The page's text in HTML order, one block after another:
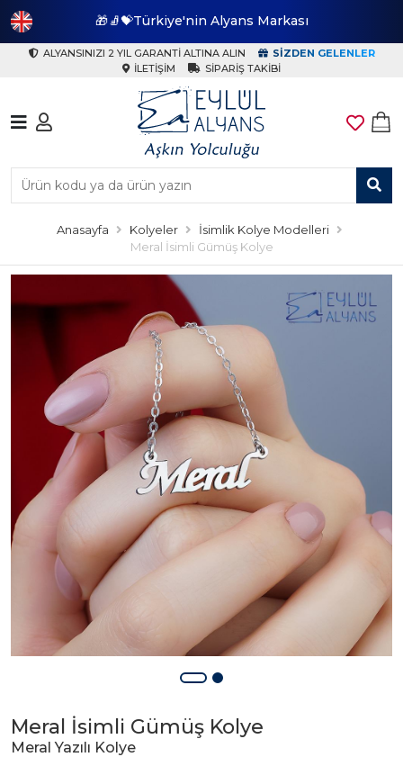
🎁🧦💝Türkiye'nin Alyans Markası
ALYANSINIZI 2 YIL GARANTI ALTINA ALIN
SIZDEN GELENLER
İLETIŞIM
SIPARIŞ TAKIBI
Anasayfa Kolyeler
İsimlik Kolye Modelleri
Meral İsimli Gümüş Kolye
Meral İsimli Gümüş Kolye
Meral Yazılı Kolye